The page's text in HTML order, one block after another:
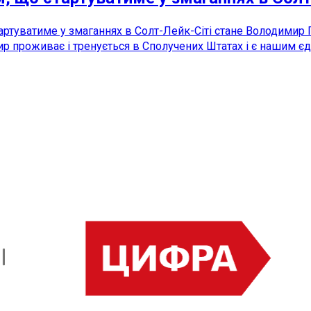
у змаганнях в Солт-Лейк-Сіті стане Володимир
проживає і тренується в Сполучених Штатах і є нашим